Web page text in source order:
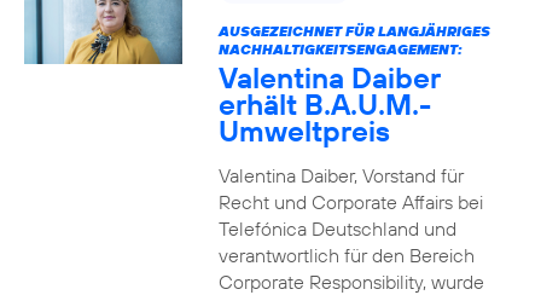
AUSGEZEICHNET FÜR LANGJÄHRIGES
NACHHALTIGKEITSENGAGEMENT:
Valentina Daiber
erhält B.A.U.M.-
Umweltpreis
Valentina Daiber, Vorstand für
Recht und Corporate Affairs bei
Telefónica Deutschland und
verantwortlich für den Bereich
Corporate Responsibility, wurde